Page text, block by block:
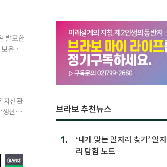
기존에
발표한
보유한
자산관
생산적
브라보 추천뉴스
1.
‘내게 맞는 일자리 찾기’ 일자
리 탐험 노트